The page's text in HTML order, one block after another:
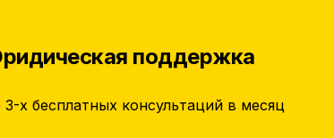
поддержка
х бесплатных консультаций в месяц